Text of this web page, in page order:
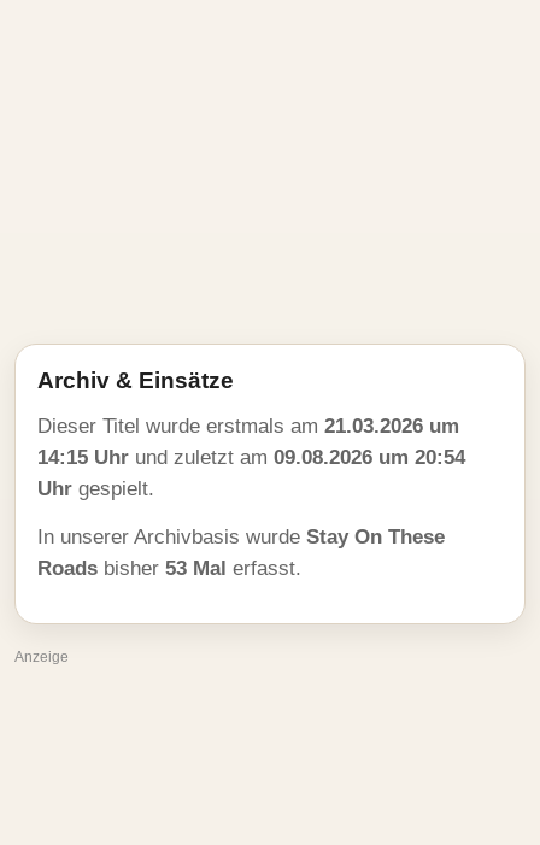
Archiv & Einsätze
Dieser Titel wurde erstmals am 21.03.2026 um
14:15 Uhr und zuletzt am 09.08.2026 um 20:54
Uhr gespielt.
In unserer Archivbasis wurde Stay On These
Roads bisher 53 Mal erfasst.
Anzeige